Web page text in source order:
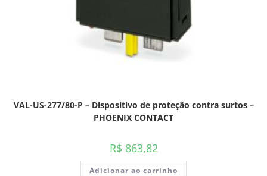
VAL-US-277/80-P – Dispositivo de proteção contra surtos –
PHOENIX CONTACT
R$ 863,82
Adicionar ao carrinho